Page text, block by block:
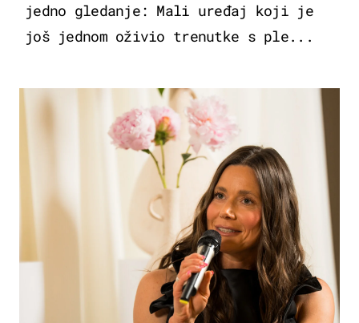
jedno gledanje: Mali uređaj koji je
još jednom oživio trenutke s ple...
MODA & LJEPOTA